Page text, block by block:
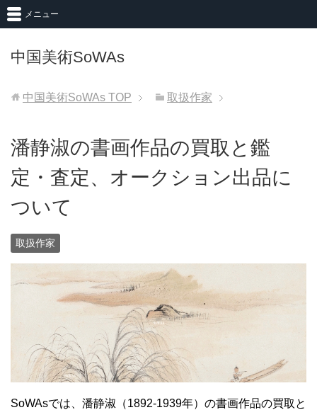
中国美術SoWAs
メニュー
中国美術SoWAs TOP 取扱作家
潘静淑の書画作品の買取と鑑
定・査定、オークション出品に
ついて
取扱作家
SoWAsでは、潘静淑（1892-1939年）の書画作品の買取と